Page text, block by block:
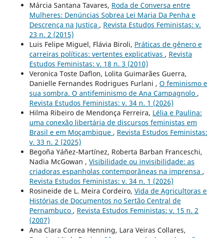
Márcia Santana Tavares, Roda de Conversa entre
Mulheres: Denúncias Sobrea Lei Maria Da Penha e
Descrença na Justiça , Revista Estudos Feministas: v.
23 n. 2 (2015)
Luis Felipe Miguel, Flávia Biroli, Práticas de gênero e
carreiras políticas: vertentes explicativas , Revista
Estudos Feministas: v. 18 n. 3 (2010)
Veronica Toste Daflon, Lolita Guimarães Guerra,
Danielle Fernandes Rodrigues Furlani , O feminismo e
sua sombra. O antifeminismo de Ana Campagnolo ,
Revista Estudos Feministas: v. 34 n. 1 (2026)
Hilma Ribeiro de Mendonça Ferreira, Lélia e Paulina:
uma conexão libertária de discursos feministas em
Brasil e em Moçambique , Revista Estudos Feministas:
v. 33 n. 2 (2025)
Begoña Yáñez-Martínez, Roberta Barban Franceschi,
Nadia McGowan , Visibilidade ou invisibilidade: as
criadoras espanholas contemporâneas na imprensa ,
Revista Estudos Feministas: v. 34 n. 1 (2026)
Rosineide de L. Meira Cordeiro, Vida de Agricultoras e
Histórias de Documentos no Sertão Central de
Pernambuco , Revista Estudos Feministas: v. 15 n. 2
(2007)
Ana Clara Correa Henning, Lara Veiras Collares,